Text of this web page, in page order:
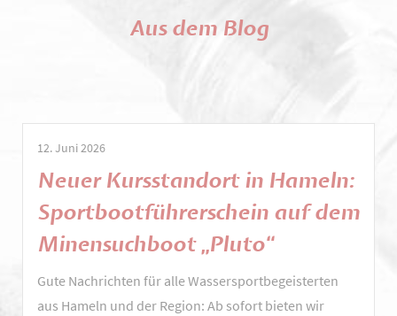
Aus dem Blog
12. Juni 2026
Neuer Kursstandort in Hameln:
Sportbootführerschein auf dem
Minensuchboot „Pluto“
Gute Nachrichten für alle Wassersportbegeisterten
aus Hameln und der Region: Ab sofort bieten wir